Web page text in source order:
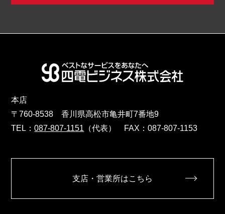
本店
〒760-8538 香川県高松市亀井町7番地9
TEL：087-807-1151 （代表） FAX：087-807-1153
支店・営業所はこちら